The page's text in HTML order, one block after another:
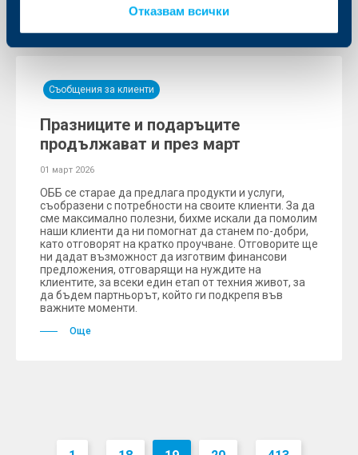
Отказвам всички
Съобщения за клиенти
Празниците и подаръците
продължават и през март
01 март 2026
ОББ се старае да предлага продукти и услуги,
съобразени с потребности на своите клиенти. За да
сме максимално полезни, бихме искали да помолим
наши клиенти да ни помогнат да станем по-добри,
като отговорят на кратко проучване. Отговорите ще
ни дадат възможност да изготвим финансови
предложения, отговарящи на нуждите на
клиентите, за всеки един етап от техния живот, за
да бъдем партньорът, който ги подкрепя във
важните моменти.
Още